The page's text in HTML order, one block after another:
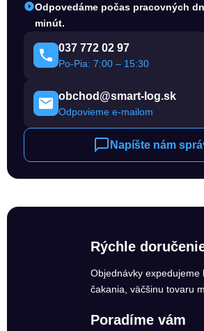
Odpovedáme počas pracovných
minút.
037 772 02 97
Po-Pia: 7:00 – 15:30
obchod@smart-log.sk
Odpovieme e-mailom
Napíšte nám
Rýchle
Objednávky expedujeme
čakania, väčšinu tovaru
Poradíme vám